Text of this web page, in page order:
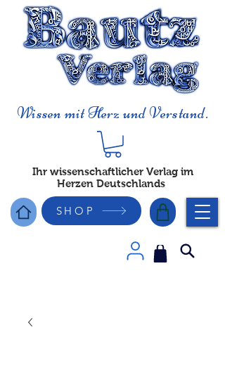
Wissen mit Herz und Verstand.
Ihr wissenschaftlicher Verlag im
Herzen Deutschlands
SHOP